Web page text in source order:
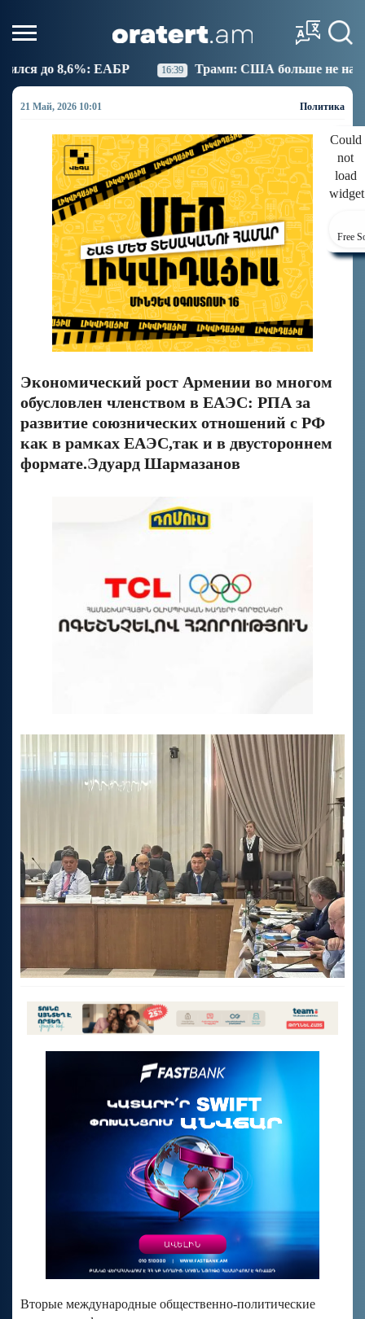
16:39 Трамп: США больше не намерены вести
21 Май, 2026 10:01 Политика
Could
not
load
Free
Экономический рост Армении во многом
обусловлен членством в ЕАЭС: РПА за
развитие союзнических отношений с РФ
как в рамках ЕАЭС,так и в двустороннем
формате.Эдуард Шармазанов
Вторые международные общественно-политические